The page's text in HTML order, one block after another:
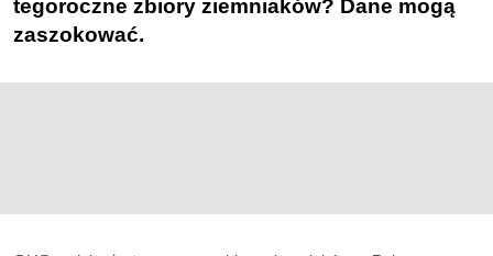
tegoroczne zbiory ziemniaków? Dane mogą
zaszokować.